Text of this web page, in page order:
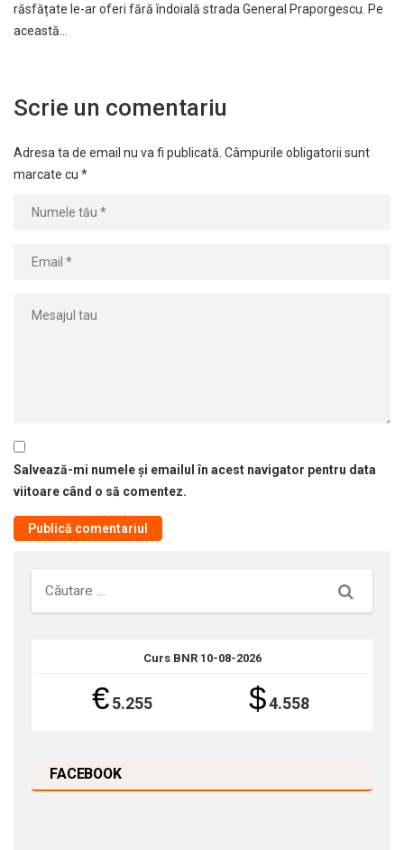
răsfățate le-ar oferi fără îndoială strada General Praporgescu. Pe
această…
Scrie un comentariu
Adresa ta de email nu va fi publicată. Câmpurile obligatorii sunt
marcate cu *
Salvează-mi numele și emailul în acest navigator pentru data
viitoare când o să comentez.
Căutare
Curs BNR 10-08-2026
€5.255 $4.558
FACEBOOK